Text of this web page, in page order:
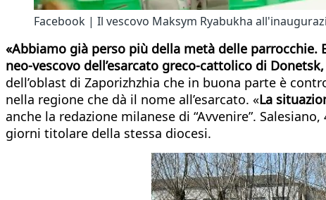
Facebook | Il vescovo Maksym Ryabukha
«Abbiamo già perso più della metà delle parrocchie.
neo-vescovo dell’esarcato greco-cattolico di Donetsk,
dell’oblast di Zaporizhzhia che in buona parte è
nella regione che dà il nome all’esarcato. «La
anche la redazione milanese di “Avvenire”.
giorni titolare della stessa diocesi.